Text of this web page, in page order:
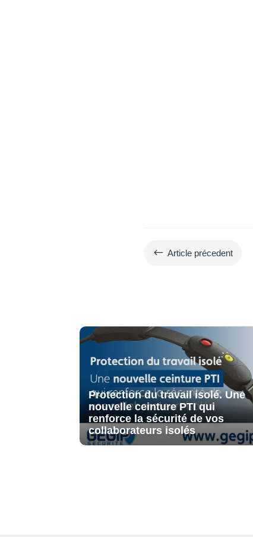
# Article précedent
Protection du travail isolé. Une
nouvelle ceinture PTI qui
renforce la sécurité de vos
collaborateurs isolés